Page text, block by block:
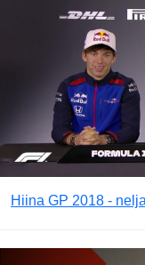
Hiina GP 2018 -